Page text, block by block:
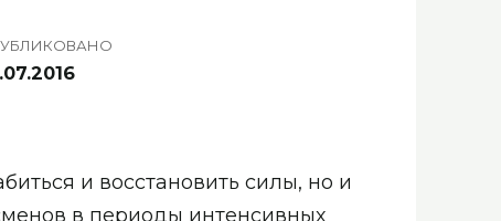
и восстановить силы, но и
в периоды интенсивных